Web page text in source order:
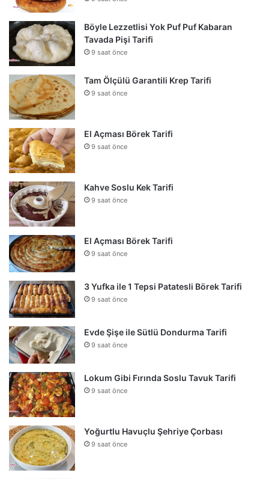
Böyle Lezzetlisi Yok Puf Puf Kabaran
Tavada Pişi Tarifi
9 saat önce
Tam Ölçülü Garantili Krep Tarifi
9 saat önce
El Açması Börek Tarifi
9 saat önce
Kahve Soslu Kek Tarifi
9 saat önce
El Açması Börek Tarifi
9 saat önce
3 Yufka ile 1 Tepsi Patatesli Börek Tarifi
9 saat önce
Evde Şişe ile Sütlü Dondurma Tarifi
9 saat önce
Lokum Gibi Fırında Soslu Tavuk Tarifi
9 saat önce
Yoğurtlu Havuçlu Şehriye Çorbası
9 saat önce